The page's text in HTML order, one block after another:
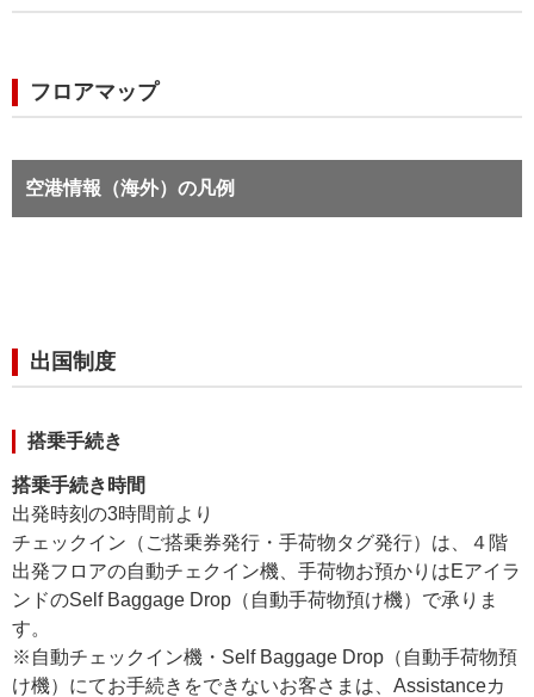
フロアマップ
空港情報（海外）の凡例
出国制度
搭乗手続き
搭乗手続き時間
出発時刻の3時間前より
チェックイン（ご搭乗券発行・手荷物タグ発行）は、４階
出発フロアの自動チェクイン機、手荷物お預かりはEアイラ
ンドのSelf Baggage Drop（自動手荷物預け機）で承りま
す。
※自動チェックイン機・Self Baggage Drop（自動手荷物預
け機）にてお手続きをできないお客さまは、Assistanceカ